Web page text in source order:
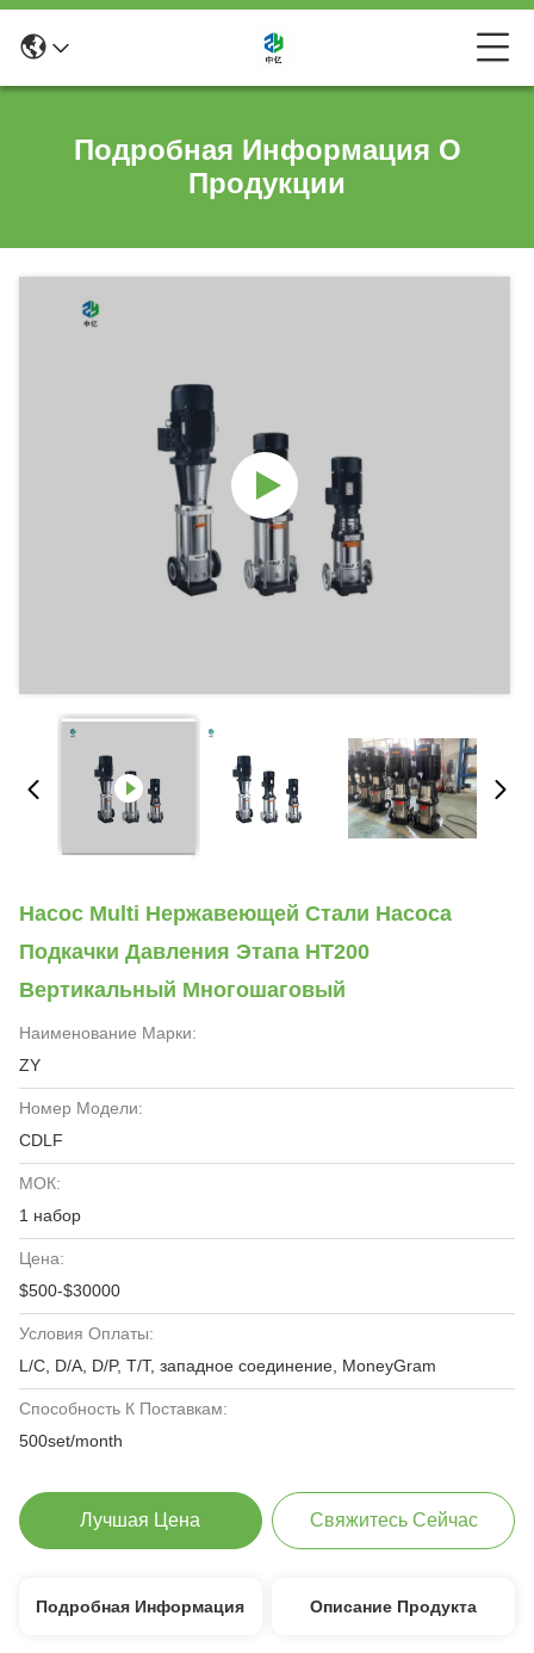
Подробная Информация О
Продукции
Насос Multi Нержавеющей Стали Насоса
Подкачки Давления Этапа HT200
Вертикальный Многошаговый
Наименование Марки:
ZY
Номер Модели:
CDLF
МОК:
1 набор
Цена:
$500-$30000
Условия Оплаты:
L/C, D/A, D/P, T/T, западное соединение, MoneyGram
Способность К Поставкам:
500set/month
Лучшая Цена Свяжитесь Сейчас
Подробная Информация Описание Продукта